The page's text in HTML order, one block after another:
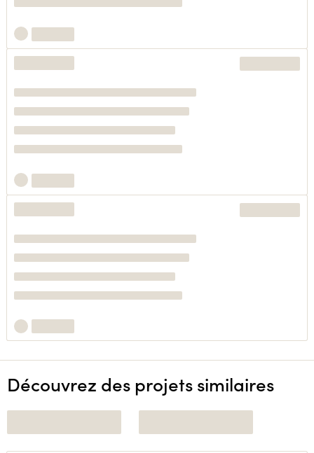
Découvrez des projets similaires